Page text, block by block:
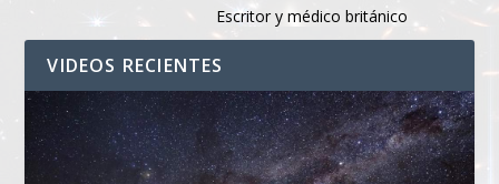
Escritor y médico británico
VIDEOS RECIENTES